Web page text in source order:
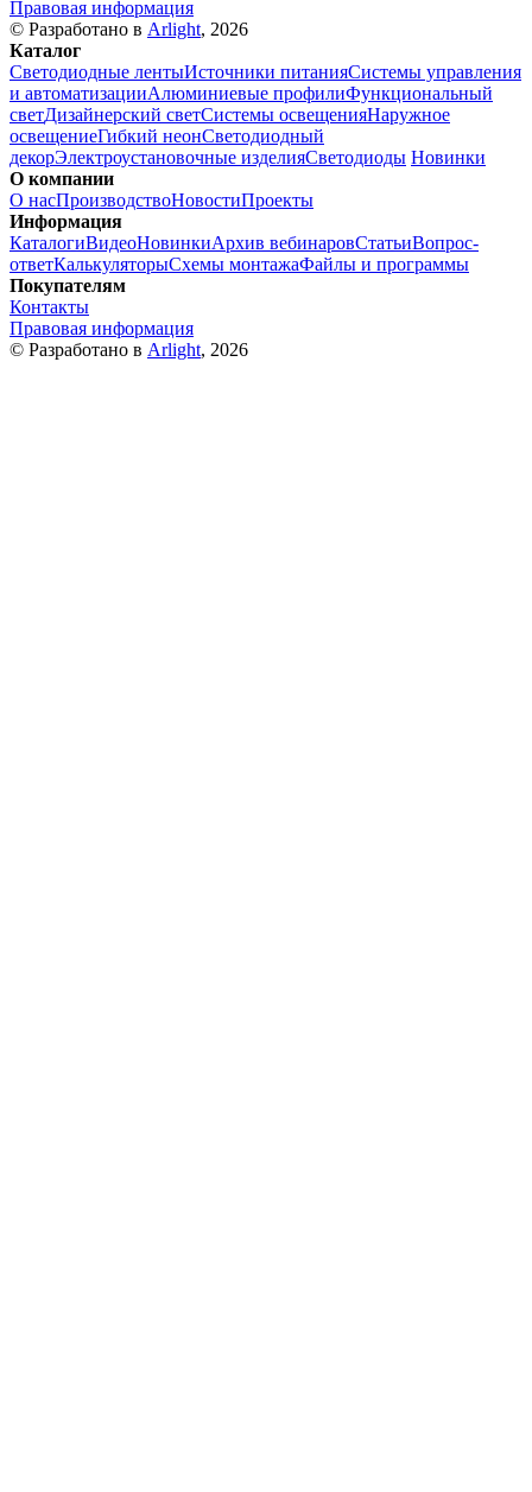
Правовая информация
© Разработано в Arlight, 2026
Каталог
Светодиодные лентыИсточники питанияСистемы управления
и автоматизацииАлюминиевые профилиФункциональный
светДизайнерский светСистемы освещенияНаружное
освещениеГибкий неонСветодиодный
декорЭлектроустановочные изделияСветодиоды Новинки
О компании
О насПроизводствоНовостиПроекты
Информация
КаталогиВидеоНовинкиАрхив вебинаровСтатьиВопрос-
ответКалькуляторыСхемы монтажаФайлы и программы
Покупателям
Контакты
Правовая информация
© Разработано в Arlight, 2026